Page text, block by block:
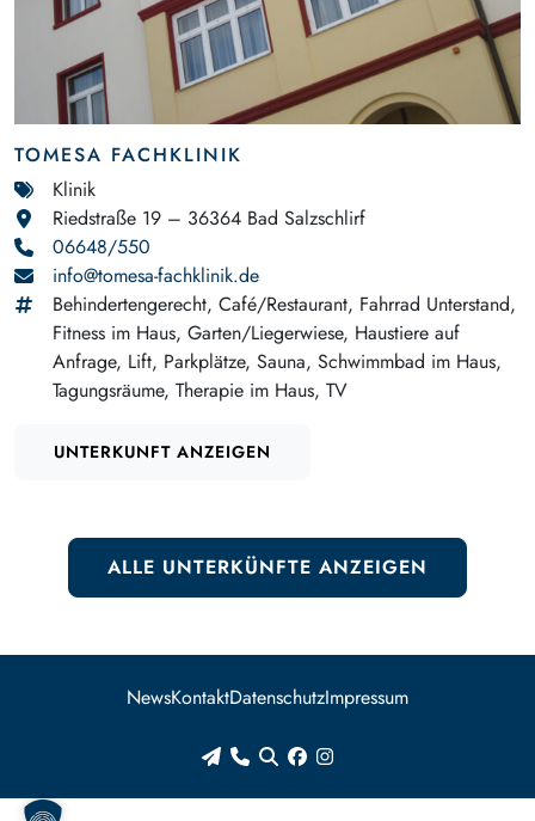
TOMESA FACHKLINIK
Klinik
Riedstraße 19 – 36364 Bad Salzschlirf
06648/550
info@tomesa-fachklinik.de
Behindertengerecht, Café/Restaurant, Fahrrad Unterstand,
Fitness im Haus, Garten/Liegerwiese, Haustiere auf
Anfrage, Lift, Parkplätze, Sauna, Schwimmbad im Haus,
Tagungsräume, Therapie im Haus, TV
UNTERKUNFT ANZEIGEN
ALLE UNTERKÜNFTE ANZEIGEN
NewsKontaktDatenschutzImpressum